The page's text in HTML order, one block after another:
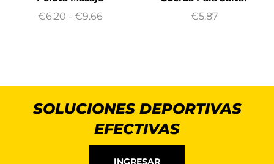
€6.20 - €9.66 €5.87
SOLUCIONES DEPORTIVAS
EFECTIVAS
INGRESAR